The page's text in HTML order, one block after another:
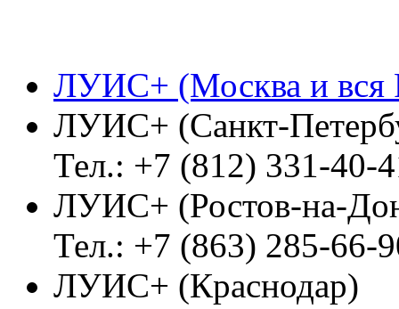
ЛУИС+ (Москва и вся
ЛУИС+ (Санкт-
Тел.: +7 (812) 331-40-
ЛУИС+ (Ростов-на-
Тел.: +7 (863) 285-66-
ЛУИС+ (Краснодар)